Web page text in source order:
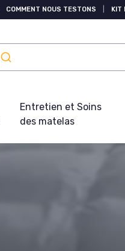
COMMENT NOUS TESTONS KIT
Entretien et Soins
des matelas